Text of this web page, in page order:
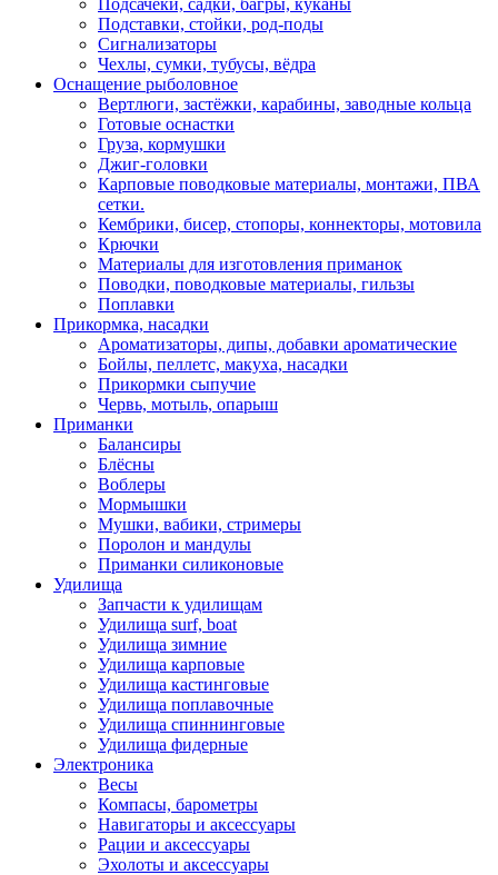
Подсачеки, садки, багры, куканы
Подставки, стойки, род-поды
Сигнализаторы
Чехлы, сумки, тубусы, вёдра
Оснащение рыболовное
Вертлюги, застёжки, карабины, заводные кольца
Готовые оснастки
Груза, кормушки
Джиг-головки
Карповые поводковые материалы, монтажи, ПВА
сетки.
Кембрики, бисер, стопоры, коннекторы, мотовила
Крючки
Материалы для изготовления приманок
Поводки, поводковые материалы, гильзы
Поплавки
Прикормка, насадки
Ароматизаторы, дипы, добавки ароматические
Бойлы, пеллетс, макуха, насадки
Прикормки сыпучие
Червь, мотыль, опарыш
Приманки
Балансиры
Блёсны
Воблеры
Мормышки
Мушки, вабики, стримеры
Поролон и мандулы
Приманки силиконовые
Удилища
Запчасти к удилищам
Удилища surf, boat
Удилища зимние
Удилища карповые
Удилища кастинговые
Удилища поплавочные
Удилища спиннинговые
Удилища фидерные
Электроника
Весы
Компасы, барометры
Навигаторы и аксессуары
Рации и аксессуары
Эхолоты и аксессуары